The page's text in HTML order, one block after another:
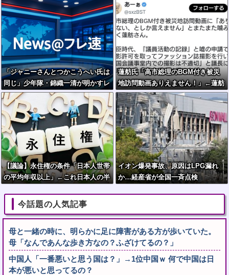
「ジャニーさんとつかこうへい氏は
同じ」少年隊・錦織一清が明かすレ
ジェンドの共通点と我流の演出論
蓮舫氏「高市総理のBGM付き被災
地訪問動画ありえません！」←蓮舫
氏の国会議事堂内撮影が掘り返され
る
【議論】永住権の条件「日本人世帯
の平均年収以上」←これ日本人の半
イオン爆発事故、原因はLPG漏れ
か…経産省が全国一斉点検
今話題の人気記事
母と一緒の時に、明らかに足に障害がある方が歩いていた。
母「なんであんな歩き方なの？ふざけてるの？」
中国人「一番悪いと思う国は？」→1位中国ｗ 何で中国は日
本が悪いと思ってるの？